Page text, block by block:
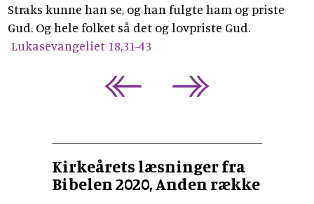
Straks kunne han se, og han fulgte ham og priste
Gud. Og hele folket så det og lovpriste Gud.
Lukasevangeliet 18,31-43
Kirkeårets læsninger fra
Bibelen 2020, Anden række